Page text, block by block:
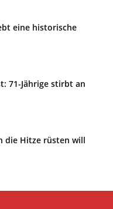
eine historische
71-Jährige stirbt an
die Hitze rüsten will